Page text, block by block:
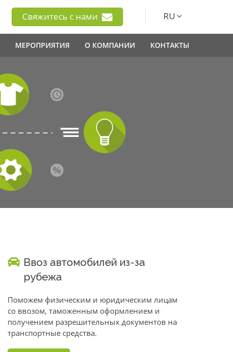
Свяжитесь с нами RU
МЕРОПРИЯТИЯ О КОМПАНИИ КОНТАКТЫ
Ввоз автомобилей из-за
рубежа
Поможем физическим и юридическим лицам
со ввозом, таможенным оформлением и
получением разрешительных документов на
транспортные средства.